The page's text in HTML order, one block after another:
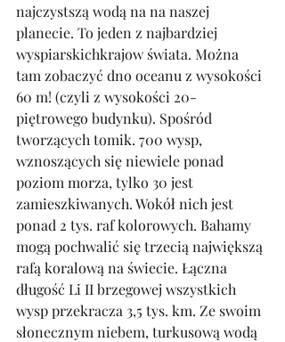
najczystszą wodą na na naszej
planecie. To jeden z najbardziej
wyspiarskichkrajow świata. Można
tam zobaczyć dno oceanu z wysokości
60 m! (czyli z wysokości 20-
piętrowego budynku). Spośród
tworzących tomik. 700 wysp,
wznoszących się niewiele ponad
poziom morza, tylko 30 jest
zamieszkiwanych. Wokół nich jest
ponad 2 tys. raf kolorowych. Bahamy
mogą pochwalić się trzecią największą
rafą koralową na świecie. Łączna
długość Li II brzegowej wszystkich
wysp przekracza 3,5 tys. km. Ze swoim
słonecznym niebem, turkusową wodą